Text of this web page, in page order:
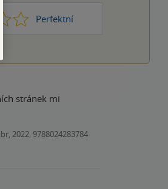
Perfektní
2022, 9788024283784